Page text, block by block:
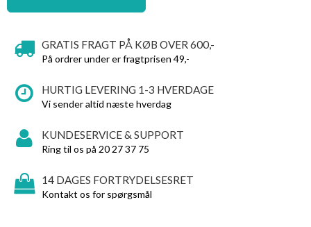
GRATIS FRAGT PÅ KØB OVER 600,-
På ordrer under er fragtprisen 49,-
HURTIG LEVERING 1-3 HVERDAGE
Vi sender altid næste hverdag
KUNDESERVICE & SUPPORT
Ring til os på 20 27 37 75
14 DAGES FORTRYDELSESRET
Kontakt os for spørgsmål